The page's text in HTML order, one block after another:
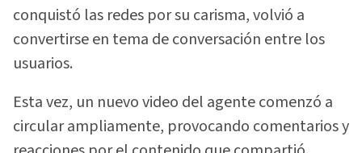
conquistó las redes por su carisma, volvió a
convertirse en tema de conversación entre los
usuarios.
Esta vez, un nuevo video del agente comenzó a
circular ampliamente, provocando comentarios y